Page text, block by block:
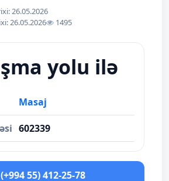
26.05.2026
26.05.2026
1495
yolu ilə
Masaj
602339
(+994 55) 412-25-78